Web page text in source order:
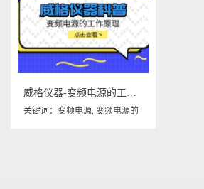
威格仪器-变频电源的工作原理
关键词： 变频电源, 变频电源的